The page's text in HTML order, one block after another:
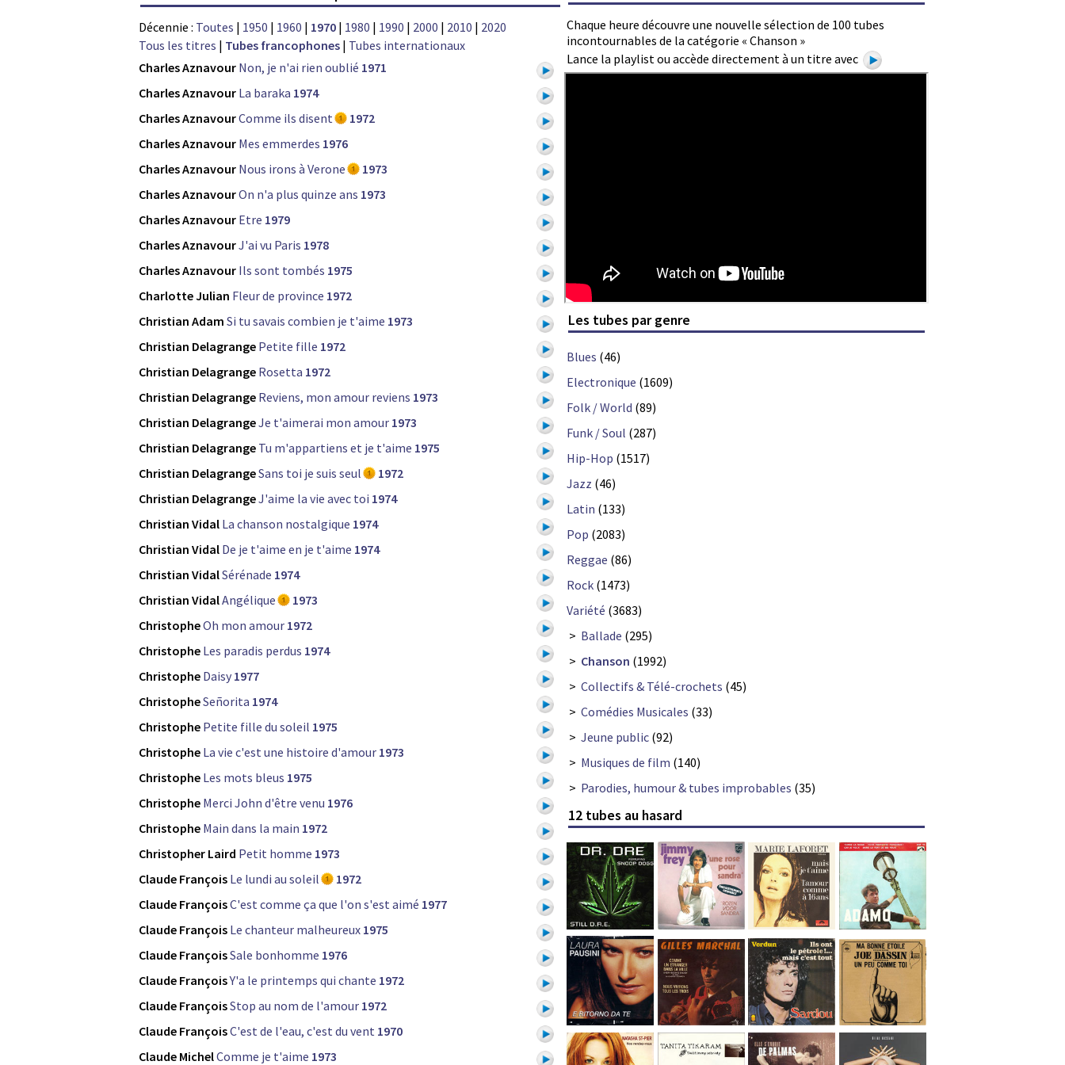
Chaque heure découvre une nouvelle sélection de 100 tubes
incontournables de la catégorie « Chanson »
Lance la playlist ou accède directement à un titre avec
Décennie : Toutes | 1950 | 1960 | 1970 | 1980 | 1990 | 2000 | 2010 | 2020
Tous les titres | Tubes francophones | Tubes internationaux
Charles Aznavour Non, je n'ai rien oublié 1971
Charles Aznavour La baraka 1974
Charles AznavourComme ils disent
1972
Charles Aznavour Mes emmerdes 1976
Charles Aznavour Nous irons à Verone
1973
Charles AznavourOn n'a plus quinze ans 1973
Charles Aznavour Etre 1979
Charles AznavourJ'ai vu Paris 1978
Charles Aznavour Ils sont tombés 1975
Charlotte Julian Fleur de province 1972
Christian Adam Si tu savais combien je t'aime 1973
Christian Delagrange Petite fille 1972
Christian Delagrange Rosetta 1972
Christian Delagrange Reviens, mon amour reviens 1973
Christian DelagrangeJe t'aimerai mon amour 1973
Christian Delagrange Tu m'appartiens et je t'aime 1975
Christian DelagrangeSans toi je suis seul
1972
Christian DelagrangeJ'aime la vie avec toi 1974
Christian Vidal La chanson nostalgique 1974
Christian Vidal De je t'aime en je t'aime 1974
Christian VidalSérénade 1974
Christian VidalAngélique
1973
ChristopheOh mon amour 1972
Christophe Les paradis perdus 1974
Christophe Daisy 1977
ChristopheSeñorita 1974
Christophe Petite fille du soleil 1975
Christophe La vie c'est une histoire d'amour 1973
Christophe Les mots bleus 1975
Christophe Merci John d'être venu 1976
Christophe Main dans la main 1972
Christopher Laird Petit homme 1973
Claude François Le lundi au soleil
1972
Claude FrançoisC'est comme ça que l'on s'est aimé 1977
Claude François Le chanteur malheureux 1975
Claude FrançoisSale bonhomme 1976
Claude FrançoisY'a le printemps qui chante 1972
Claude FrançoisStop au nom de l'amour 1972
Claude FrançoisC'est de l'eau, c'est du vent 1970
Claude MichelComme je t'aime 1973
Les tubes par genre
Blues (46)
Electronique (1609)
Folk / World (89)
Funk / Soul (287)
Hip-Hop (1517)
Jazz (46)
Latin (133)
Pop (2083)
Reggae (86)
Rock (1473)
Variété (3683)
> Ballade (295)
> Chanson (1992)
> Collectifs & Télé-crochets (45)
> Comédies Musicales (33)
> Jeune public (92)
> Musiques de film (140)
> Parodies, humour & tubes improbables (35)
12 tubes au hasard